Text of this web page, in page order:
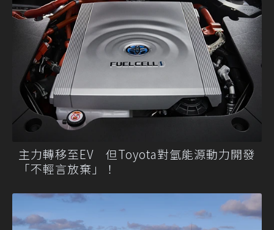
主力轉移至EV 但Toyota對氫能源動力開發
「不輕言放棄」！